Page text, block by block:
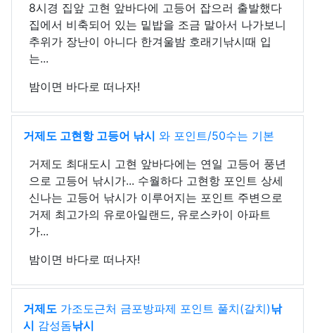
8시경 집앞 고현 앞바다에 고등어 잡으러 출발했다
집에서 비축되어 있는 밑밥을 조금 말아서 나가보니
추위가 장난이 아니다 한겨울밤 호래기낚시때 입
는...
밤이면 바다로 떠나자!
거제도 고현항 고등어 낚시 와 포인트/50수는 기본
거제도 최대도시 고현 앞바다에는 연일 고등어 풍년
으로 고등어 낚시가... 수월하다 고현항 포인트 상세
신나는 고등어 낚시가 이루어지는 포인트 주변으로
거제 최고가의 유로아일랜드, 유로스카이 아파트
가...
밤이면 바다로 떠나자!
거제도 가조도근처 금포방파제 포인트 풀치(갈치)낚
시 감성돔낚시